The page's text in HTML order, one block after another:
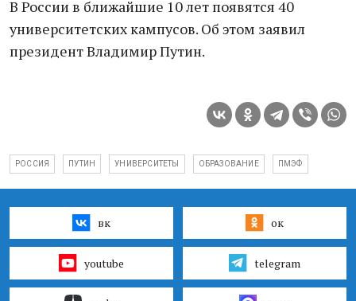
В России в ближайшие 10 лет появятся 40
университетских кампусов. Об этом заявил
президент Владимир Путин.
РОССИЯ ПУТИН УНИВЕРСИТЕТЫ ОБРАЗОВАНИЕ ПМЭФ
вк ок
youtube telegram